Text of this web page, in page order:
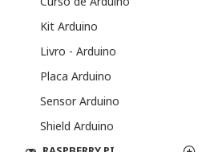
Kit Arduino
Livro - Arduino
Placa Arduino
Sensor Arduino
Shield Arduino